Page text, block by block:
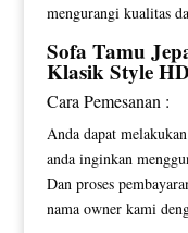
mengurangi kualitas
Sofa Tamu
Klasik Style
Cara Pemesanan :
Anda dapat
anda inginkan
Dan proses
nama owner kami